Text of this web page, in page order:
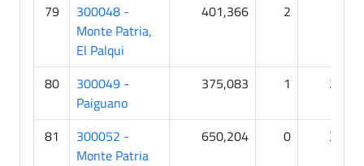
79
300048 -
Monte Patria,
El Palqui
401,366 2
80
300049 -
Paiguano
375,083 1 27
81
300052 -
Monte Patria
650,204 0 21